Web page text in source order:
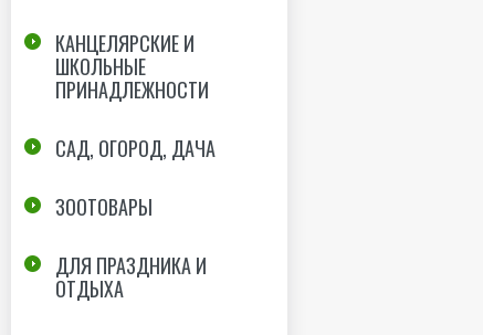
КАНЦЕЛЯРСКИЕ И
ШКОЛЬНЫЕ
ПРИНАДЛЕЖНОСТИ
САД, ОГОРОД, ДАЧА
ЗООТОВАРЫ
ДЛЯ ПРАЗДНИКА И
ОТДЫХА